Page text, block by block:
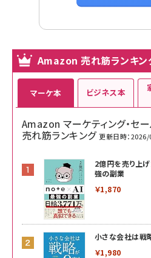
Amazon 売れ筋ランキン
マーケ本
Amazon マーケティング・セ
売れ筋ランキング 更新日時：
2億円を売り上
強の副業
￥1,870
小さな会社は戦
￥1,980
ビジネス本